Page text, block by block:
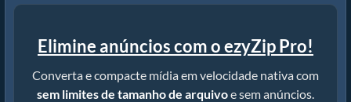
Elimine anúncios com o ezyZip Pro!
Converta e compacte mídia em velocidade nativa com
sem limites de tamanho de arquivoe sem anúncios.